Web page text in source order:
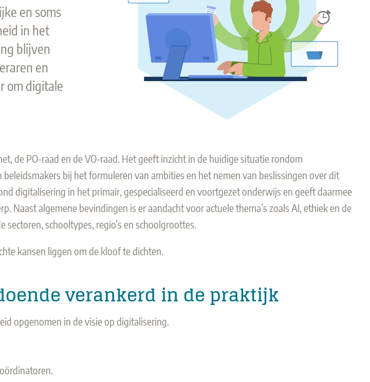
en soms
in het
blijven
en
om digitale
de PO-raad en de VO-raad. Het geeft inzicht in de huidige situatie rondom
bij het formuleren van ambities en het nemen van beslissingen over dit
digitalisering in het primair, gespecialiseerd en voortgezet onderwijs en geeft daarmee
algemene bevindingen is er aandacht voor actuele thema’s zoals AI, ethiek en de
schooltypes, regio’s en schoolgroottes.
kansen liggen om de kloof te dichten.
verankerd in de praktijk
opgenomen in de visie op digitalisering.